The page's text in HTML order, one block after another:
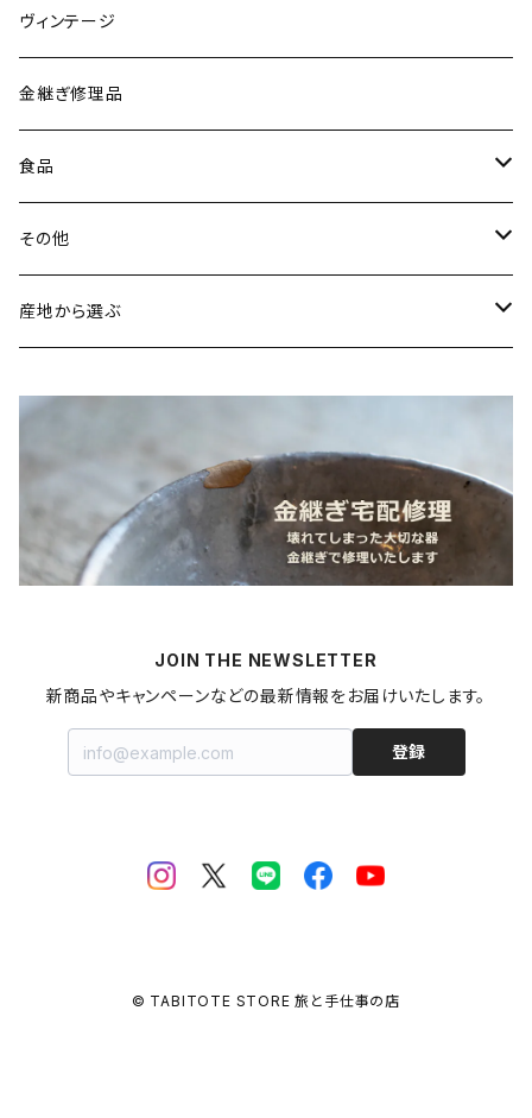
唐木田窯（松代焼／長野）
古谷製陶所（信楽焼／滋賀）
山内卓夫（信楽焼／滋賀）
常陸窯いそべ陶苑（笠間焼／茨城）
リング
イヤリング・ピアス
ヘアアクセサリー
スカーフリング
ストラップ
ヴィンテージ
金継ぎ修理品
食品
魚介類
鯛
野菜
梅干し
麺類
パスタ
その他
書籍・雑誌
蜜蝋ワックス
アロマストーン
拭き漆キット
産地から選ぶ
青森県
JOIN THE NEWSLETTER
新商品やキャンペーンなどの最新情報をお届けいたします。
登録
© TABITOTE STORE 旅と手仕事の店